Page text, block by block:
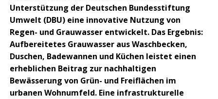
Unterstützung der Deutschen Bundesstiftung
Umwelt (DBU) eine innovative Nutzung von
Regen- und Grauwasser entwickelt. Das Ergebnis:
Aufbereitetes Grauwasser aus Waschbecken,
Duschen, Badewannen und Küchen leistet einen
erheblichen Beitrag zur nachhaltigen
Bewässerung von Grün- und Freiflächen im
urbanen Wohnumfeld. Eine infrastrukturelle